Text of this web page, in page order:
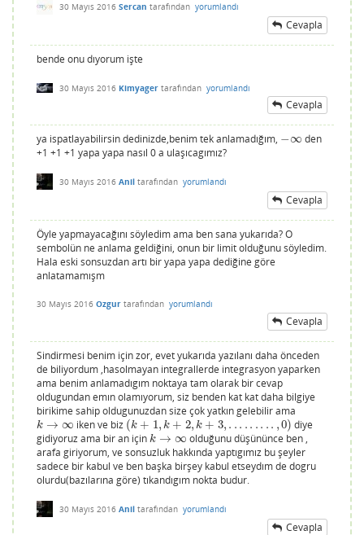
30 Mayıs 2016 Sercan tarafından yorumlandı
Cevapla
bende onu dıyorum işte
30 Mayıs 2016 Kimyager tarafından yorumlandı
Cevapla
ya ispatlayabilirsin dedinizde,benim tek anlamadığım, −∞
−∞
den
+1 +1 +1 yapa yapa nasıl 0 a ulaşıcagımız?
30 Mayıs 2016 Anil tarafından yorumlandı
Cevapla
Öyle yapmayacağını söyledim ama ben sana yukarıda? O
sembolün ne anlama geldiğini, onun bir limit olduğunu söyledim.
Hala eski sonsuzdan artı bir yapa yapa dediğine göre
anlatamamışm
30 Mayıs 2016 Ozgur tarafından yorumlandı
Cevapla
Sindirmesi benim için zor, evet yukarıda yazılanı daha önceden
de biliyordum ,hasolmayan integrallerde integrasyon yaparken
ama benim anlamadıgım noktaya tam olarak bir cevap
oldugundan emın olamıyorum, siz benden kat kat daha bilgiye
birikime sahip oldugunuzdan size çok yatkın gelebilir ama
k → ∞
k→∞ iken ve biz (k + 1, k + 2, k + 3, . . . . . . . . . ,0)
(k+ 1,k +2,k +3 ....... .,0 )
diye
gidiyoruz ama bir an için k → ∞
k→∞
olduğunu düşününce ben ,
arafa giriyorum, ve sonsuzluk hakkında yaptıgımız bu şeyler
sadece bir kabul ve ben başka birşey kabul etseydım de dogru
olurdu(bazılarına göre) tıkandıgım nokta budur.
30 Mayıs 2016 Anil tarafından yorumlandı
Cevapla